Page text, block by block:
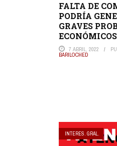
FALTA DE
PODRÍA
GRAVES
ECONÓMICOS
7 ABRIL, 2022
BARILOCHED
INTERES. GRAL.